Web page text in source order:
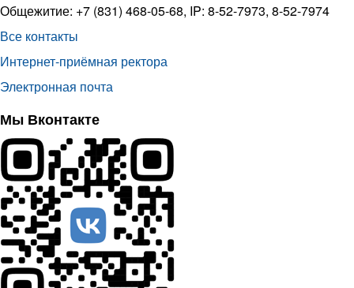
Общежитие: +7 (831) 468-05-68, IP: 8-52-7973, 8-52-7974
Все контакты
Интернет-приёмная ректора
Электронная почта
Мы Вконтакте